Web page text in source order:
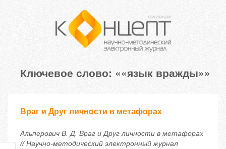
Ключевое слово: ««язык вражды»»
Враг и Друг личности в метафорах
Альперович В. Д. Враг и Друг личности в метафорах
// Научно-методический электронный журнал